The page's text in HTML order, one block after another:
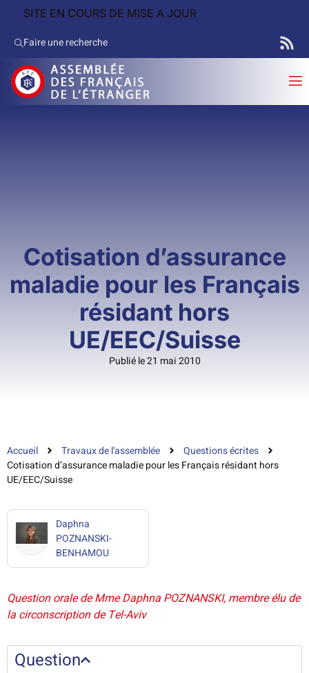
SITE EN COURS DE MISE A JOUR
Faire une recherche
Cotisation d’assurance
maladie pour les Français
résidant hors
UE/EEC/Suisse
Publié le 21 mai 2010
Accueil Travaux de l'assemblée
Questions écrites
Cotisation d’assurance maladie pour les Français résidant hors
UE/EEC/Suisse
Daphna
POZNANSKI-
BENHAMOU
Question orale de Mme Daphna POZNANSKI, membre élu de
la circonscription de Tel-Aviv
Question